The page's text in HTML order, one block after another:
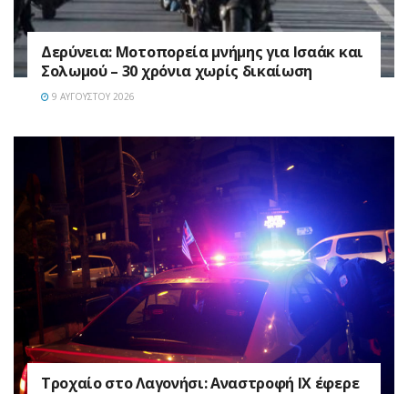
Δερύνεια: Μοτοπορεία μνήμης για Ισαάκ και
Σολωμού – 30 χρόνια χωρίς δικαίωση
9 ΑΥΓΟΎΣΤΟΥ 2026
Τροχαίο στο Λαγονήσι: Αναστροφή ΙΧ έφερε